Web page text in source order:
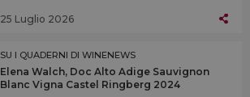
25 Luglio 2026
SU I QUADERNI DI WINENEWS
Elena Walch, Doc Alto Adige Sauvignon
Blanc Vigna Castel Ringberg 2024